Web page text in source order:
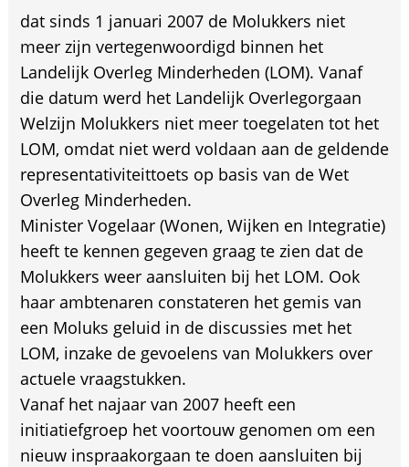
dat sinds 1 januari 2007 de Molukkers niet
meer zijn vertegenwoordigd binnen het
Landelijk Overleg Minderheden (LOM). Vanaf
die datum werd het Landelijk Overlegorgaan
Welzijn Molukkers niet meer toegelaten tot het
LOM, omdat niet werd voldaan aan de geldende
representativiteittoets op basis van de Wet
Overleg Minderheden.
Minister Vogelaar (Wonen, Wijken en Integratie)
heeft te kennen gegeven graag te zien dat de
Molukkers weer aansluiten bij het LOM. Ook
haar ambtenaren constateren het gemis van
een Moluks geluid in de discussies met het
LOM, inzake de gevoelens van Molukkers over
actuele vraagstukken.
Vanaf het najaar van 2007 heeft een
initiatiefgroep het voortouw genomen om een
nieuw inspraakorgaan te doen aansluiten bij